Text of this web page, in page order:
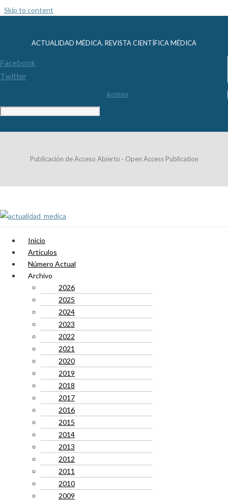
Skip to content
ACTUALIDAD MÉDICA. REVISTA CIENTÍFICA MÉDICA
Facebook
Twitter
Acceso
Publicación de Acceso Abierto · Open Access Publication
Inicio
Artículos
Número Actual
Archivo
2026
2025
2024
2023
2022
2021
2020
2019
2018
2017
2016
2015
2014
2013
2012
2011
2010
2009